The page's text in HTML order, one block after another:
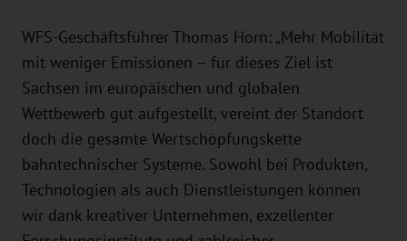
WFS-Geschäftsführer Thomas Horn: „Mehr Mobilität
mit weniger Emissionen – für dieses Ziel ist
Sachsen im europäischen und globalen
Wettbewerb gut aufgestellt, vereint der Standort
doch die gesamte Wertschöpfungskette
bahntechnischer Systeme. Sowohl bei Produkten,
Technologien als auch Dienstleistungen können
wir dank kreativer Unternehmen, exzellenter